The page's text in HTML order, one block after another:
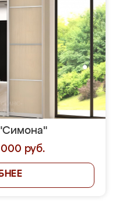
руб.